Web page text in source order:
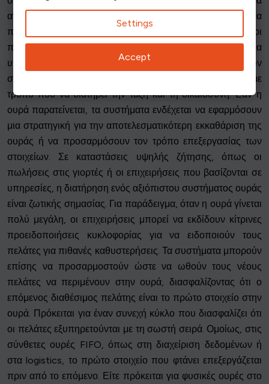
ανεκτέλεστο και σε ορισμένα συστήματα μπορεί να
προκύψουν καταστάσεις υπερχείλισης, όπου οι
πλεονάζουσες εργασίες ή οι πελάτες κρατούνται μέχρι να
υπάρξει διαθέσιμος χώρος. Κατά τη διάρκεια αυτών των
στιγμών, είναι σημαντικό να διαχειρίζεστε την ουρά με
τρόπο που να διατηρεί την τάξη και τη δικαιοσύνη. Εάν η
ουρά παρατείνεται, τα συστήματα ενδέχεται να εφαρμόσουν
μια στρατηγική για την αποτελεσματικότερη εκκαθάριση της
ουράς ή να προσαρμόσουν τον τρόπο επεξεργασίας των
στοιχείων. Σε καταστάσεις υψηλής ζήτησης, όπως οι
πωλήσεις στις γιορτές ή οι επιχειρήσεις που βασίζονται σε
υπηρεσίες, η διατήρηση ενός αξιόπιστου συστήματος ουράς
είναι ζωτικής σημασίας. Για παράδειγμα, όταν η ουρά γίνεται
πολύ μεγάλη, οι επιχειρήσεις μπορεί να εκδίδουν κίτρινες
προειδοποιήσεις κυκλοφορίας για να ειδοποιούν τους
πελάτες για πιθανές καθυστερήσεις. Τα συστήματα μπορούν
επίσης να προσαρμοστούν ώστε να ωθούν τους νέους
πελάτες να περιμένουν στην ουρά, διασφαλίζοντας ότι ο
επόμενος διαθέσιμος πελάτης είναι το πρώτο στοιχείο στην
ουρά. Πρόκειται για έναν συνεχή κύκλο που διασφαλίζει ότι
οι πελάτες εξυπηρετούνται με τη σωστή σειρά. Ομοίως, στις
σύνθετες ουρές FIFO, όπως στη διαχείριση δεδομένων ή
στα logistics, το πρώτο στοιχείο που φτάνει επεξεργάζεται
πριν από το επόμενο. Είτε πρόκειται για φυσικές ουρές στο
Settings
Accept